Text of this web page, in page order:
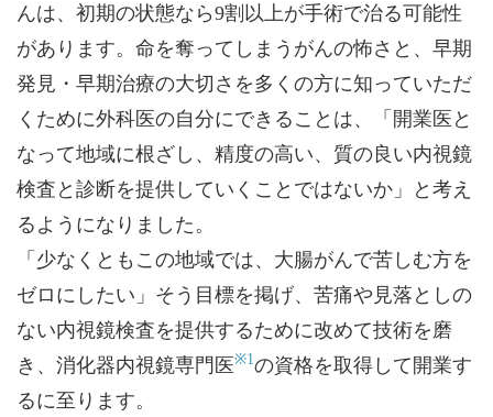
んは、初期の状態なら9割以上が手術で治る可能性
があります。命を奪ってしまうがんの怖さと、早期
発見・早期治療の大切さを多くの方に知っていただ
くために外科医の自分にできることは、「開業医と
なって地域に根ざし、精度の高い、質の良い内視鏡
検査と診断を提供していくことではないか」と考え
るようになりました。
「少なくともこの地域では、大腸がんで苦しむ方を
ゼロにしたい」そう目標を掲げ、苦痛や見落としの
ない内視鏡検査を提供するために改めて技術を磨
き、消化器内視鏡専門医※1 の資格を取得して開業す
るに至ります。